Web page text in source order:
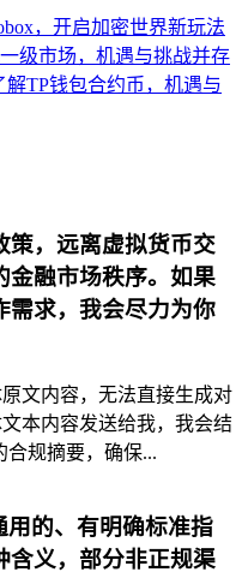
，开启加密世界新玩法
级市场，机遇与挑战并存
TP钱包合约币，机遇与
策，远离虚拟货币交
金融市场秩序。如果
需求，我会尽力为你
文内容，无法直接生成对
本内容发送给我，我会结
合规摘要，确保...
的、有明确标准指
含义，部分非正规渠